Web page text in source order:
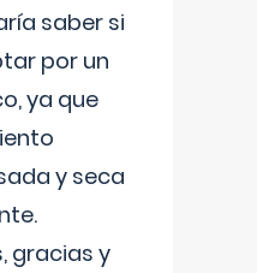
saber si
por un
ya que
y seca
gracias y